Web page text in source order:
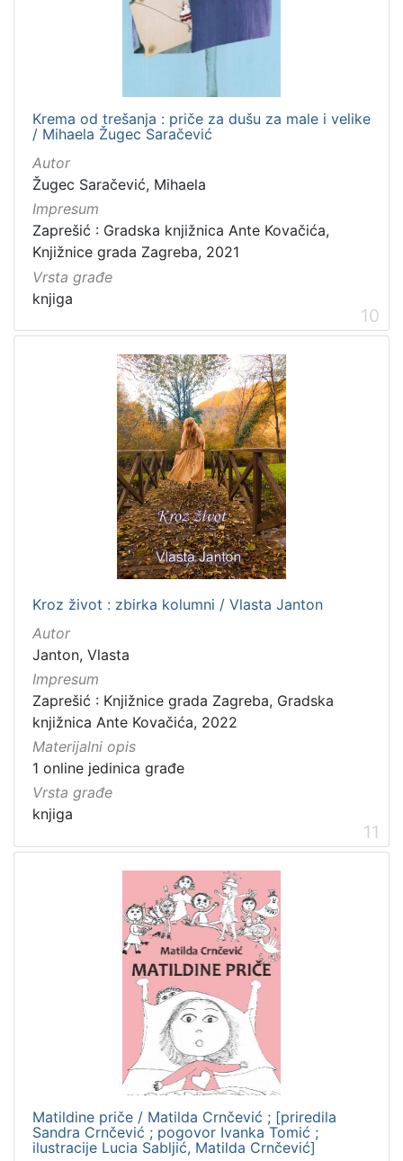
Krema od trešanja : priče za dušu za male i velike
/ Mihaela Žugec Saračević
Autor
Žugec Saračević, Mihaela
Impresum
Zaprešić : Gradska knjižnica Ante Kovačića,
Knjižnice grada Zagreba, 2021
Vrsta građe
knjiga
10
Kroz život : zbirka kolumni / Vlasta Janton
Autor
Janton, Vlasta
Impresum
Zaprešić : Knjižnice grada Zagreba, Gradska
knjižnica Ante Kovačića, 2022
Materijalni opis
1 online jedinica građe
Vrsta građe
knjiga
11
Matildine priče / Matilda Crnčević ; [priredila
Sandra Crnčević ; pogovor Ivanka Tomić ;
ilustracije Lucia Sabljić, Matilda Crnčević]